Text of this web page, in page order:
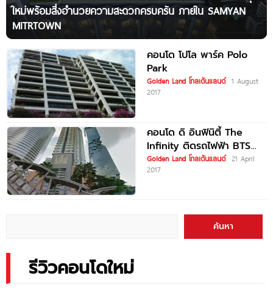
ใหม่พร้อมสิ่งอำนวยความสะดวกครบครัน ภายใน SAMYAN
MITRTOWN
คอนโด โปโล พาร์ค Polo
Park
Golden Land โกลเด้นแลนด์ 1 August
2017
คอนโด ดิ อินฟินิตี้ The
Infinity ติดรถไฟฟ้า BTS
ช่องนนทรี
Golden Land โกลเด้นแลนด์
21 April
2017
ค้นหา
รีวิวคอนโดใหม่